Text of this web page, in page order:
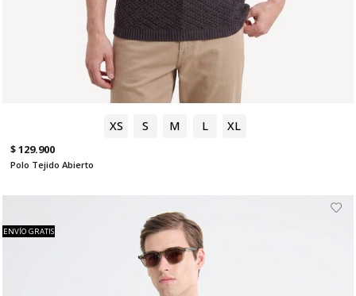
XS S M L XL
$ 129.900
Polo Tejido Abierto
ENVÍO GRATIS